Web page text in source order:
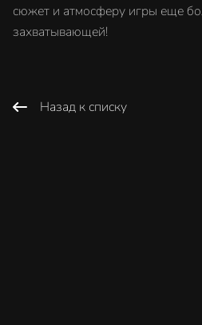
сюжет и атмосферу игры еще
захватывающей!
Назад к списку